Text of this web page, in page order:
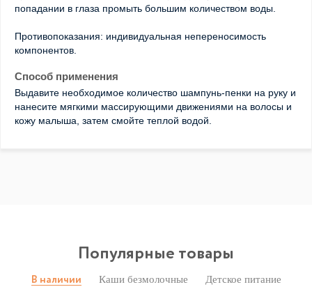
попадании в глаза промыть большим количеством воды.
Противопоказания: индивидуальная непереносимость
компонентов.
Способ применения
Выдавите необходимое количество шампунь-пенки на руку и
нанесите мягкими массирующими движениями на волосы и
кожу малыша, затем смойте теплой водой.
Популярные товары
В наличии Каши безмолочные
Детское питание